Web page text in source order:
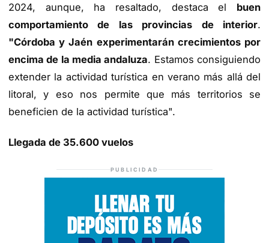
2024, aunque, ha resaltado, destaca el buen
comportamiento de las provincias de interior.
"Córdoba y Jaén experimentarán crecimientos por
encima de la media andaluza. Estamos consiguiendo
extender la actividad turística en verano más allá del
litoral, y eso nos permite que más territorios se
beneficien de la actividad turística".
Llegada de 35.600 vuelos
PUBLICIDAD